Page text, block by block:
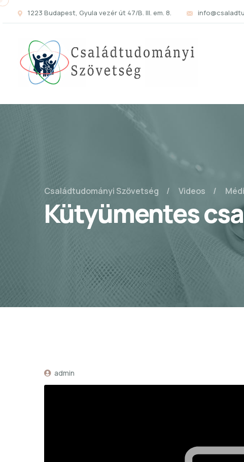
1223 Budapest, Gyula vezér út 47/B. III. em. 8.
Családtudományi Szövetség Videos
Kütyümentes
admin